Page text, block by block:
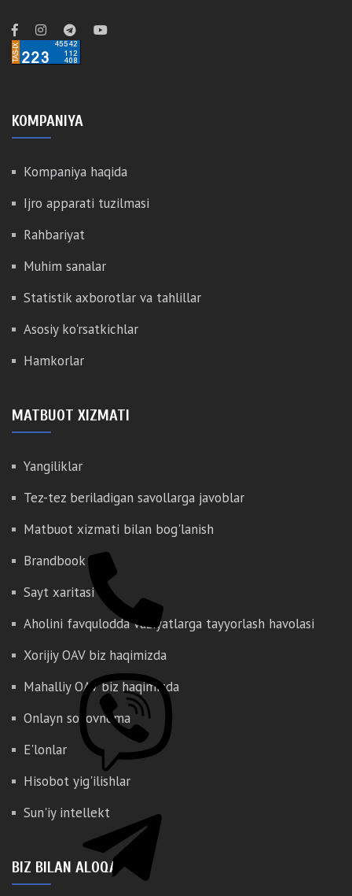
KOMPANIYA
Kompaniya haqida
Ijro apparati tuzilmasi
Rahbariyat
Muhim sanalar
Statistik axborotlar va tahlillar
Asosiy ko'rsatkichlar
Hamkorlar
MATBUOT XIZMATI
Yangiliklar
Tez-tez beriladigan savollarga javoblar
Matbuot xizmati bilan bog'lanish
Brandbook
Sayt xaritasi
Aholini favqulodda vaziyatlarga tayyorlash havolasi
Xorijiy OAV biz haqimizda
Mahalliy OAV biz haqimizda
Onlayn so'rovnoma
E'lonlar
Hisobot yig'ilishlar
Sun'iy intellekt
BIZ BILAN ALOQA